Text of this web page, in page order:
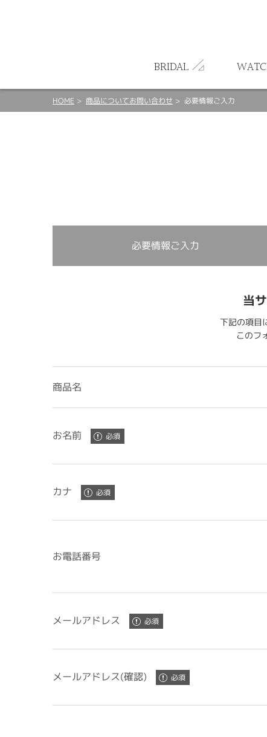
BRIDAL
HOME 商品についてお問い合わせ 必要情報ご入力
必要情報ご入力
当
下記の項目
このフ
商品名
お名前
カナ
お電話番号
メールアドレス
メールアドレス(確認)